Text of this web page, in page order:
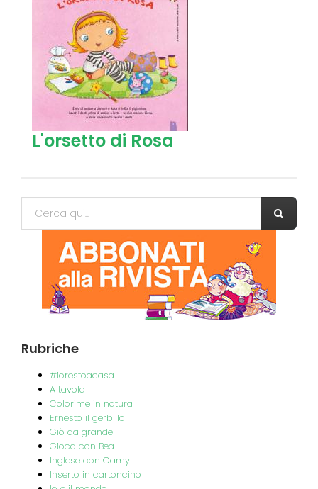
L'orsetto di Rosa
Form di ricerca
Rubriche
#iorestoacasa
A tavola
Colorime in natura
Ernesto il gerbillo
Giò da grande
Gioca con Bea
Inglese con Camy
Inserto in cartoncino